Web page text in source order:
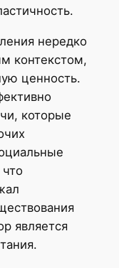
нередко
контекстом,
ценность.
которые
является